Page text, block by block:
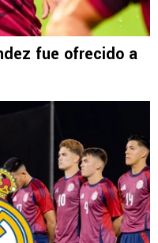
fue ofrecido a